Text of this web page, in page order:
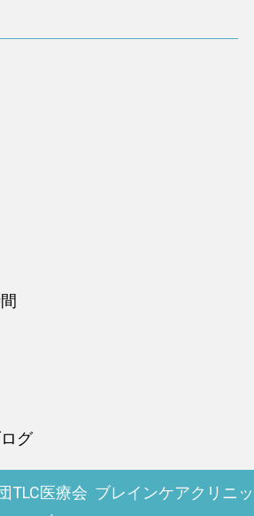
グ
TLC医療会 ブレインケアクリニッ